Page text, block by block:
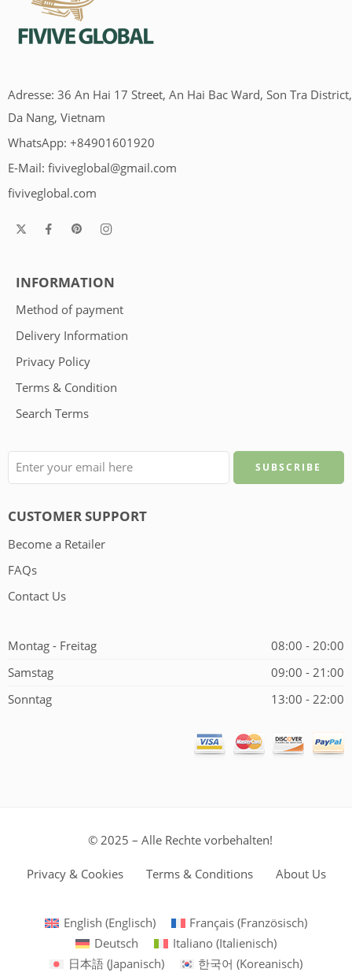
Adresse: 36 An Hai 17 Street, An Hai Bac Ward, Son Tra District,
Da Nang, Vietnam
WhatsApp: +84901601920
E-Mail: fiviveglobal@gmail.com
fiviveglobal.com
INFORMATION
Method of payment
Delivery Information
Privacy Policy
Terms & Condition
Search Terms
CUSTOMER SUPPORT
Become a Retailer
FAQs
Contact Us
Montag - Freitag
08:00 - 20:00
Samstag
09:00 - 21:00
Sonntag
13:00 - 22:00
© 2025 – Alle Rechte vorbehalten!
Privacy & Cookies Terms & Conditions About Us
English (Englisch) Français (Französisch)
Deutsch
Italiano (Italienisch)
日本語(Japanisch) 한국어 (Koreanisch)